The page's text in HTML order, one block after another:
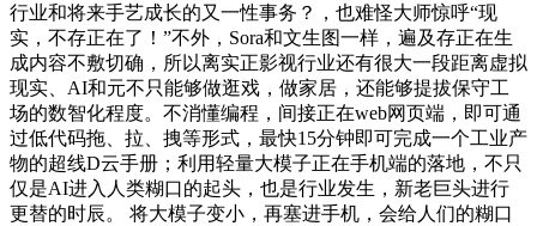
行业和将来手艺成长的又一性事务？，也难怪大师惊呼“现
实，不存正在了！”不外，Sora和文生图一样，遍及存正在生
成内容不敷切确，所以离实正影视行业还有很大一段距离虚拟
现实、AI和元不只能够做逛戏，做家居，还能够提拔保守工
场的数智化程度。不消懂编程，间接正在web网页端，即可通
过低代码拖、拉、拽等形式，最快15分钟即可完成一个工业产
物的超线D云手册；利用轻量大模子正在手机端的落地，不只
仅是AI进入人类糊口的起头，也是行业发生，新老巨头进行
更替的时辰。 将大模子变小，再塞进手机，会给人们的糊口